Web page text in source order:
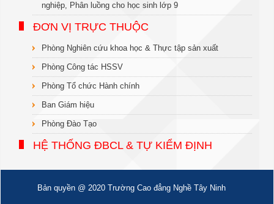
nghiệp, Phân luồng cho học sinh lớp 9
ĐƠN VỊ TRỰC THUỘC
Phòng Nghiên cứu khoa học & Thực tập sản xuất
Phòng Công tác HSSV
Phòng Tổ chức Hành chính
Ban Giám hiệu
Phòng Đào Tạo
HỆ THỐNG ĐBCL & TỰ KIỂM ĐỊNH
Bản quyền @ 2020 Trường Cao đẳng Nghề Tây Ninh